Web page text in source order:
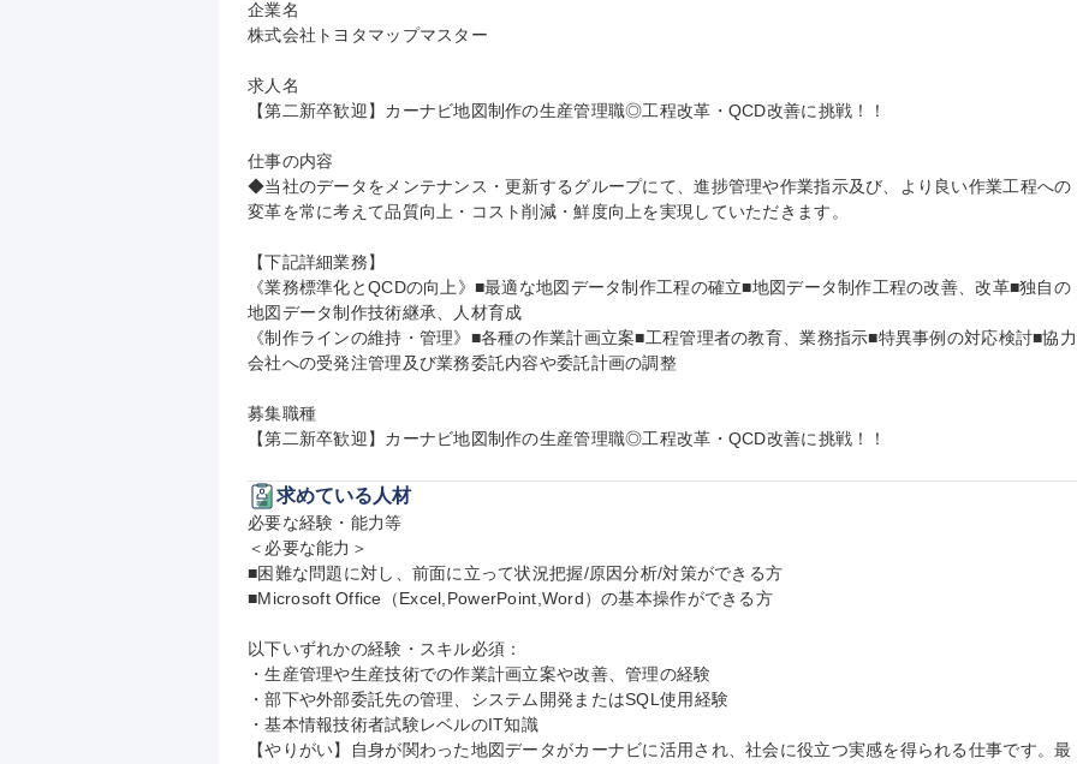
企業名
株式会社トヨタマップマスター
求人名
【第二新卒歓迎】カーナビ地図制作の生産管理職◎工程改革・QCD改善に挑戦！！
仕事の内容
◆当社のデータをメンテナンス・更新するグループにて、進捗管理や作業指示及び、より良い作業工程への
変革を常に考えて品質向上・コスト削減・鮮度向上を実現していただきます。
【下記詳細業務】
《業務標準化とQCDの向上》■最適な地図データ制作工程の確立■地図データ制作工程の改善、改革■独自の
地図データ制作技術継承、人材育成
《制作ラインの維持・管理》■各種の作業計画立案■工程管理者の教育、業務指示■特異事例の対応検討■協力
会社への受発注管理及び業務委託内容や委託計画の調整
募集職種
【第二新卒歓迎】カーナビ地図制作の生産管理職◎工程改革・QCD改善に挑戦！！
求めている人材
必要な経験・能力等
＜必要な能力＞
■困難な問題に対し、前面に立って状況把握/原因分析/対策ができる方
■Microsoft Office（Excel,PowerPoint,Word）の基本操作ができる方
以下いずれかの経験・スキル必須：
・生産管理や生産技術での作業計画立案や改善、管理の経験
・部下や外部委託先の管理、システム開発またはSQL使用経験
・基本情報技術者試験レベルのIT知識
【やりがい】自身が関わった地図データがカーナビに活用され、社会に役立つ実感を得られる仕事です。最